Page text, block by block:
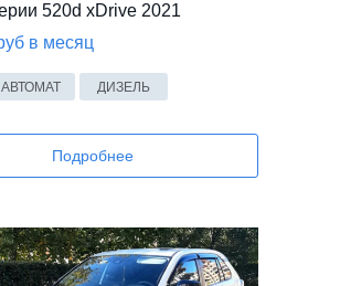
ДИЗЕЛЬ
АВТОМАТ
Подробнее
в месяц
520d xDrive 2021